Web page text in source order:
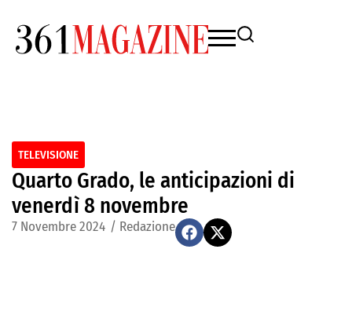
TELEVISIONE
Quarto Grado, le anticipazioni di
venerdì 8 novembre
7 Novembre 2024 / Redazione